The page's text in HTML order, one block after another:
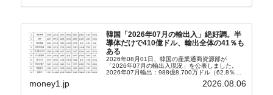
韓国「2026年07月の輸出入」絶好調。半
導体だけで410億ドル、輸出全体の41％も
ある
2026年08月01日、韓国の産業通商資源部が
「2026年07月の輸出入現況」を公表しました。
2026年07月輸出：988億8,700万ドル（62.8％）
輸入：685億6,300万ドル（26.5％）貿易収支：
money1.jp 2026.08.06